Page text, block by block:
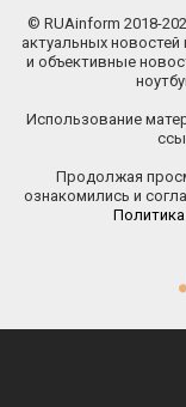
© RUAinform 2018-
актуальных
и объективные
Использование
Продолжая
ознакомились и